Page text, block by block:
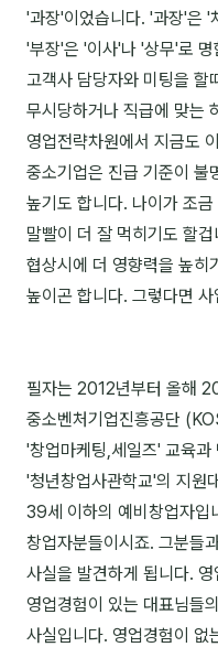
💻 IT · 디지털
🎬 영상 · 콘텐츠
📊 프레젠테이션 · 기획
🚀 창업 · 커리어
🤲 협력강사 과정
온라인강의 NEW
📈 B2B 마케팅
🤖 AI 실무
🧭 기획·전략
'과장'이었습니다. '과장'은 '
'부장'은 '이사'나 '상무'로
고객사 담당자와 미팅을 할
무시당하거나 직급에 맞는
영업전략차원에서 지금도
중소기업은 진급 기준이 불
높기도 합니다. 나이가 조
말빨이 더 잘 먹히기도 할
협상시에 더 영향력을 높히
높이곤 합니다. 그렇다면
필자는 2012년부터 올해
중소벤처기업진흥공단
'창업마케팅,세일즈' 교육
'청년창업사관학교'의 지원
39세 이하의 예비창업자입
창업자분들이시죠. 그분들
사실을 발견하게 됩니다.
영업경험이 있는 대표님들
사실입니다. 영업경험이 없